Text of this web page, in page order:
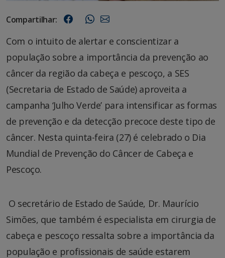
Compartilhar:
Com o intuito de alertar e conscientizar a
população sobre a importância da prevenção ao
câncer da região da cabeça e pescoço, a SES
(Secretaria de Estado de Saúde) aproveita a
campanha ‘Julho Verde’ para intensificar as formas
de prevenção e da detecção precoce deste tipo de
câncer. Nesta quinta-feira (27) é celebrado o Dia
Mundial de Prevenção do Câncer de Cabeça e
Pescoço.
O secretário de Estado de Saúde, Dr. Maurício
Simões, que também é especialista em cirurgia de
cabeça e pescoço ressalta sobre a importância da
população e profissionais de saúde estarem